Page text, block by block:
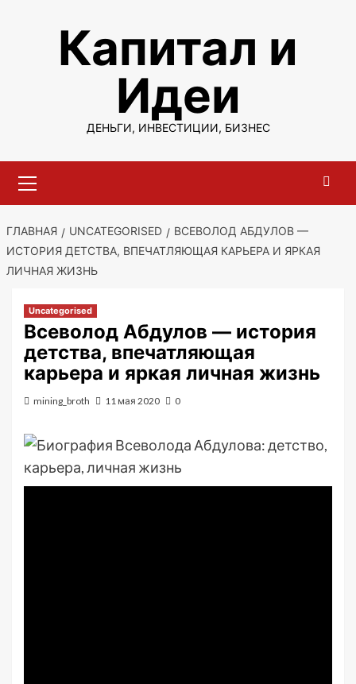
содержимомуКапитал и
Идеи
ДЕНЬГИ, ИНВЕСТИЦИИ, БИЗНЕС
меню
ГЛАВНАЯ UNCATEGORISED
ВСЕВОЛОД АБДУЛОВ —
ИСТОРИЯ ДЕТСТВА, ВПЕЧАТЛЯЮЩАЯ КАРЬЕРА И ЯРКАЯ
ЛИЧНАЯ ЖИЗНЬ
Uncategorised
Всеволод Абдулов — история
детства, впечатляющая
карьера и яркая личная жизнь
mining_broth 11 мая 2020 0